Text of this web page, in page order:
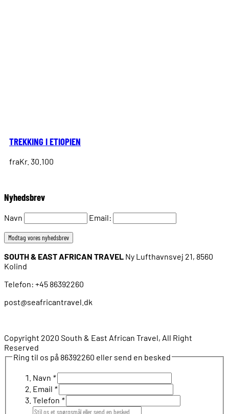
TREKKING I ETIOPIEN
fraKr. 30.100
Nyhedsbrev
Navn Email:
SOUTH & EAST AFRICAN TRAVEL Ny Lufthavnsvej 21, 8560
Kolind
Telefon: +45 86392260
post@seafricantravel.dk
Copyright 2020 South & East African Travel, All Right
Reserved
Ring til os på 86392260 eller send en besked
Navn *
Email *
Telefon *